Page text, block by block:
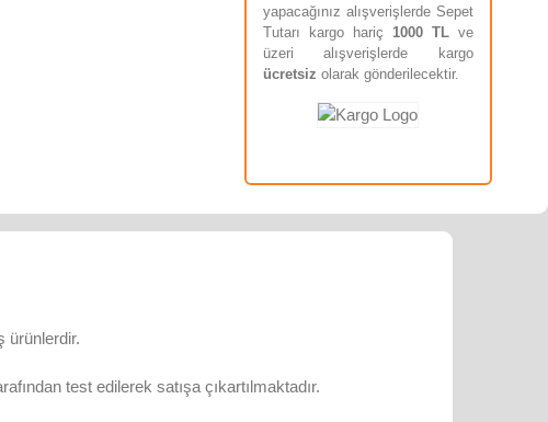
yapacağınız alışverişlerde Sepet
Tutarı kargo hariç 1000 TLve
üzeri alışverişlerde kargo
ücretsiz olarak gönderilecektir.
ürünlerdir.
test edilerek satışa çıkartılmaktadır.